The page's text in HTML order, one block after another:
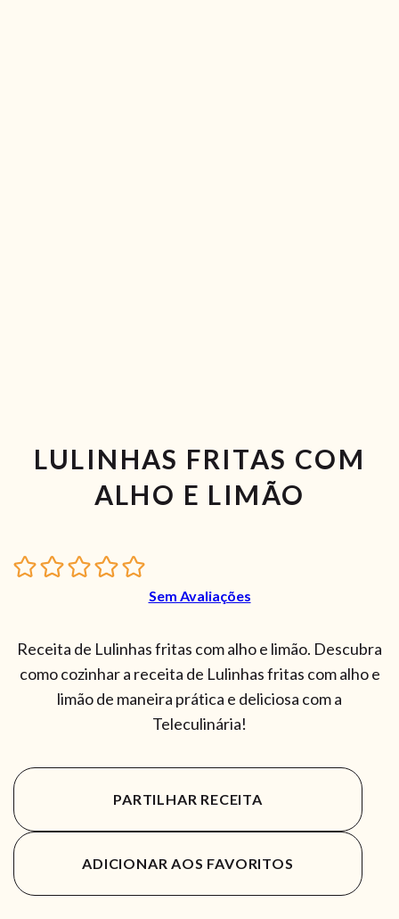
LULINHAS FRITAS COM
ALHO E LIMÃO
Sem Avaliações
Receita de Lulinhas fritas com alho e limão. Descubra
como cozinhar a receita de Lulinhas fritas com alho e
limão de maneira prática e deliciosa com a
Teleculinária!
PARTILHAR RECEITA
ADICIONAR AOS FAVORITOS